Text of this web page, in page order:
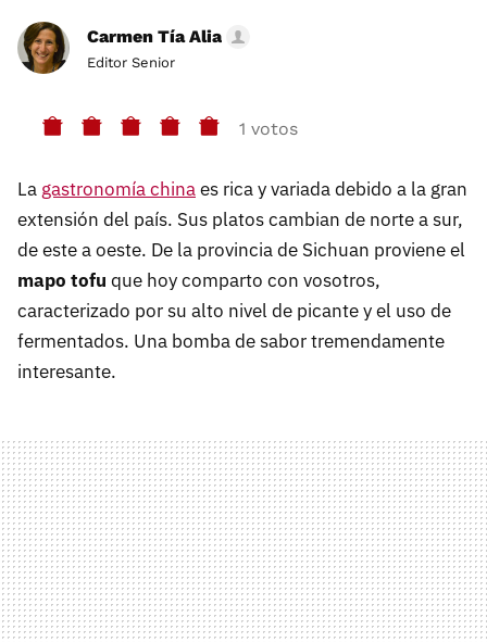
Carmen Tía Alia
Editor Senior
1 votos
Lagastronomía chinaes rica y variada debido a la gran
extensión del país. Sus platos cambian de norte a sur,
de este a oeste. De la provincia de Sichuan proviene el
mapo tofu que hoy comparto con vosotros,
caracterizado por su alto nivel de picante y el uso de
fermentados. Una bomba de sabor tremendamente
interesante.